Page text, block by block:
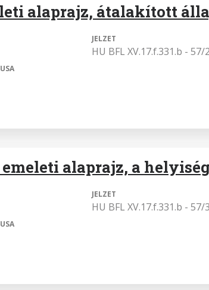
alaprajz, átalakított
JELZET
HU BFL XV.17.f.331.b - 57/
alaprajz, a
JELZET
HU BFL XV.17.f.331.b - 57/3